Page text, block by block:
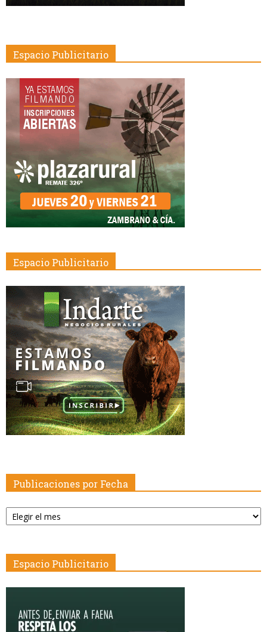
Espacio Publicitario
Espacio Publicitario
Publicaciones por Fecha
Publicaciones
por
Espacio Publicitario